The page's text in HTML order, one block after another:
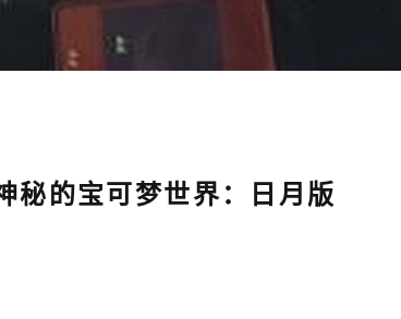
秘的宝可梦世界：日月版